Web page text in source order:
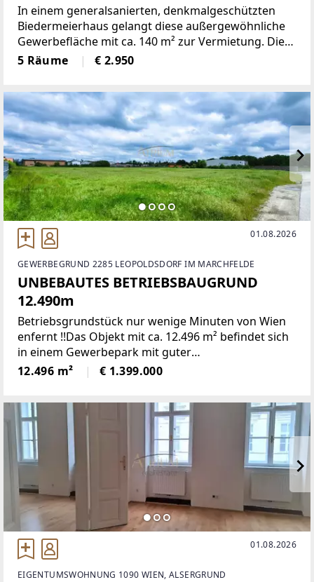
In einem generalsanierten, denkmalgeschützten
Biedermeierhaus gelangt diese außergewöhnliche
Gewerbefläche mit ca. 140 m² zur Vermietung. Die
repräsentative Altbaufläche befindet sich im 1.
Obergeschoss und überzeugt durch großzügige
5 Räume € 2.950
01.08.2026
GEWERBEGRUND 2285 LEOPOLDSDORF IM MARCHFELDE
UNBEBAUTES BETRIEBSBAUGRUND
12.490m
Betriebsgrundstück nur wenige Minuten von Wien
enfernt !!Das Objekt mit ca. 12.496 m² befindet sich
in einem Gewerbepark mit guter
Verkehrsanbindung.Strom und Wasseranschlüsse
sind an der Grenze des rechteckigen Grundstückes
12.496 m² € 1.399.000
01.08.2026
EIGENTUMSWOHNUNG 1090 WIEN, ALSERGRUND